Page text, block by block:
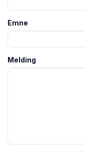
Emne
Melding